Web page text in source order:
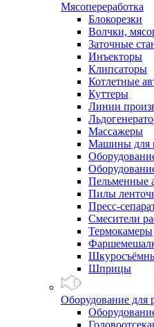
Мясопереработка
Блокорезки
Волчки,
Заточные
Инъекторы
Клипсаторы
Котлетные
Куттеры
Линии
Массажеры
Машины для
Пельменные
Пилы
Пресс-
Смесители
Термокамеры
Шприцы
Оборудование для